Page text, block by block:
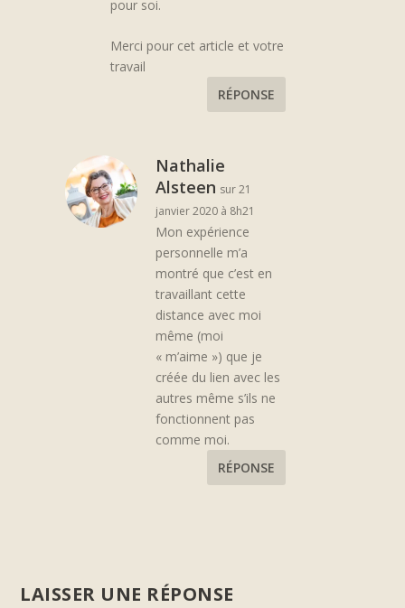
pour soi.
Merci pour cet article et votre
travail
RÉPONSE
Nathalie
Alsteen sur 21
janvier 2020 à 8h21
Mon expérience
personnelle m’a
montré que c’est en
travaillant cette
distance avec moi
même (moi
« m’aime ») que je
créée du lien avec les
autres même s’ils ne
fonctionnent pas
comme moi.
RÉPONSE
LAISSER UNE RÉPONSE